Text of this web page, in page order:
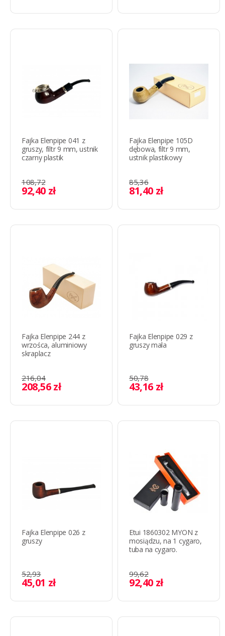
Fajka Elenpipe 041 z
gruszy, filtr 9 mm, ustnik
czarny plastik
108,72
92,40 zł
Fajka Elenpipe 105D
dębowa, filtr 9 mm,
ustnik plastikowy
85,36
81,40 zł
Fajka Elenpipe 244 z
wrzośca, aluminiowy
skraplacz
216,04
208,56 zł
Fajka Elenpipe 029 z
gruszy mala
50,78
43,16 zł
Fajka Elenpipe 026 z
gruszy
52,93
45,01 zł
Etui 1860302 MYON z
mosiądzu, na 1 cygaro,
tuba na cygaro.
99,62
92,40 zł